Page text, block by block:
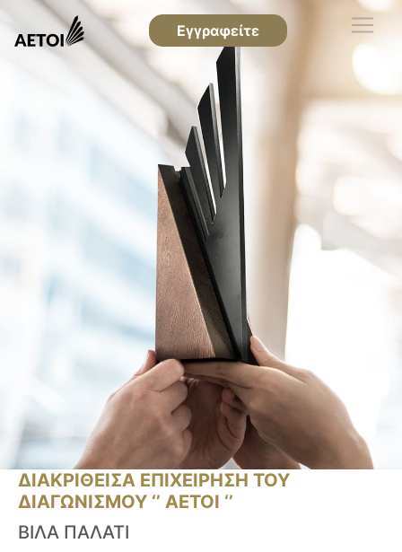
Εγγραφείτε
ΔΙΑΚΡΙΘΕΙΣΑ ΕΠΙΧΕΙΡΗΣΗ ΤΟΥ
ΔΙΑΓΩΝΙΣΜΟΥ ‘’ ΑΕΤΟΙ ‘’
ΒΙΛΑ ΠΑΛΑΤΙ